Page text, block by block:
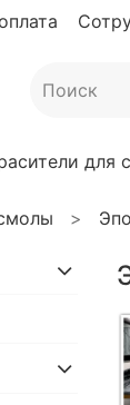
для